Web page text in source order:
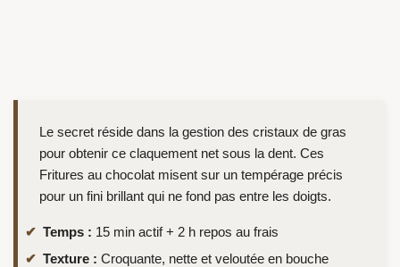
Le secret réside dans la gestion des cristaux de gras
pour obtenir ce claquement net sous la dent. Ces
Fritures au chocolat misent sur un tempérage précis
pour un fini brillant qui ne fond pas entre les doigts.
Temps : 15 min actif + 2 h repos au frais
Texture : Croquante, nette et veloutée en bouche